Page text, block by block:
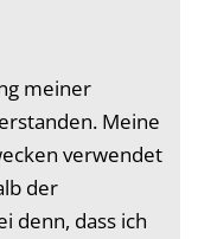
meiner
Meine
verwendet
der
denn, dass ich